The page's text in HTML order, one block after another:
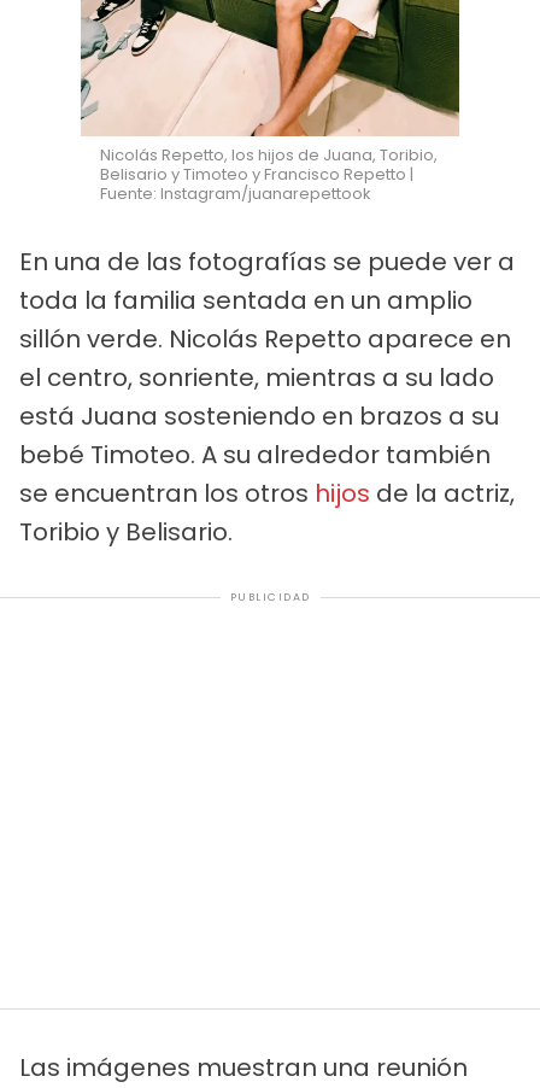
Nicolás Repetto, los hijos de Juana, Toribio,
Belisario y Timoteo y Francisco Repetto |
Fuente: Instagram/juanarepettook
En una de las fotografías se puede ver a
toda la familia sentada en un amplio
sillón verde. Nicolás Repetto aparece en
el centro, sonriente, mientras a su lado
está Juana sosteniendo en brazos a su
bebé Timoteo. A su alrededor también
se encuentran los otros hijos de la actriz,
Toribio y Belisario.
PUBLICIDAD
Las imágenes muestran una reunión